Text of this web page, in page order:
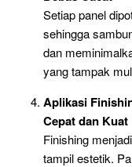
Setiap panel
sehingga
dan
yang tampak
Aplikasi
Cepat dan Kuat
Finishing
tampil estetik.